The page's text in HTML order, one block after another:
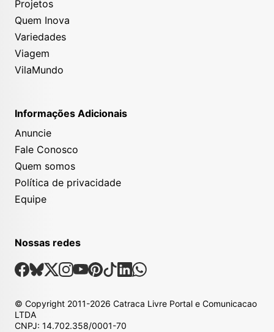
Projetos
Quem Inova
Variedades
Viagem
VilaMundo
Informações Adicionais
Anuncie
Fale Conosco
Quem somos
Política de privacidade
Equipe
Nossas redes
Nossas Redes Sociais
Facebook
Bsky
X Instagram
Youtube
Pinterest
TiktokLinkedin
Whatsapp
© Copyright 2011-2026 Catraca Livre Portal e Comunicacao
LTDA
CNPJ: 14.702.358/0001-70